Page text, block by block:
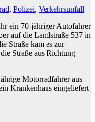
, Polizei, Verkehrsunfall
ein 70-jähriger Autofahrer
auf die Landstraße 537 in
Straße kam es zur
Straße aus Richtung
Motorradfahrer aus
Krankenhaus eingeliefert